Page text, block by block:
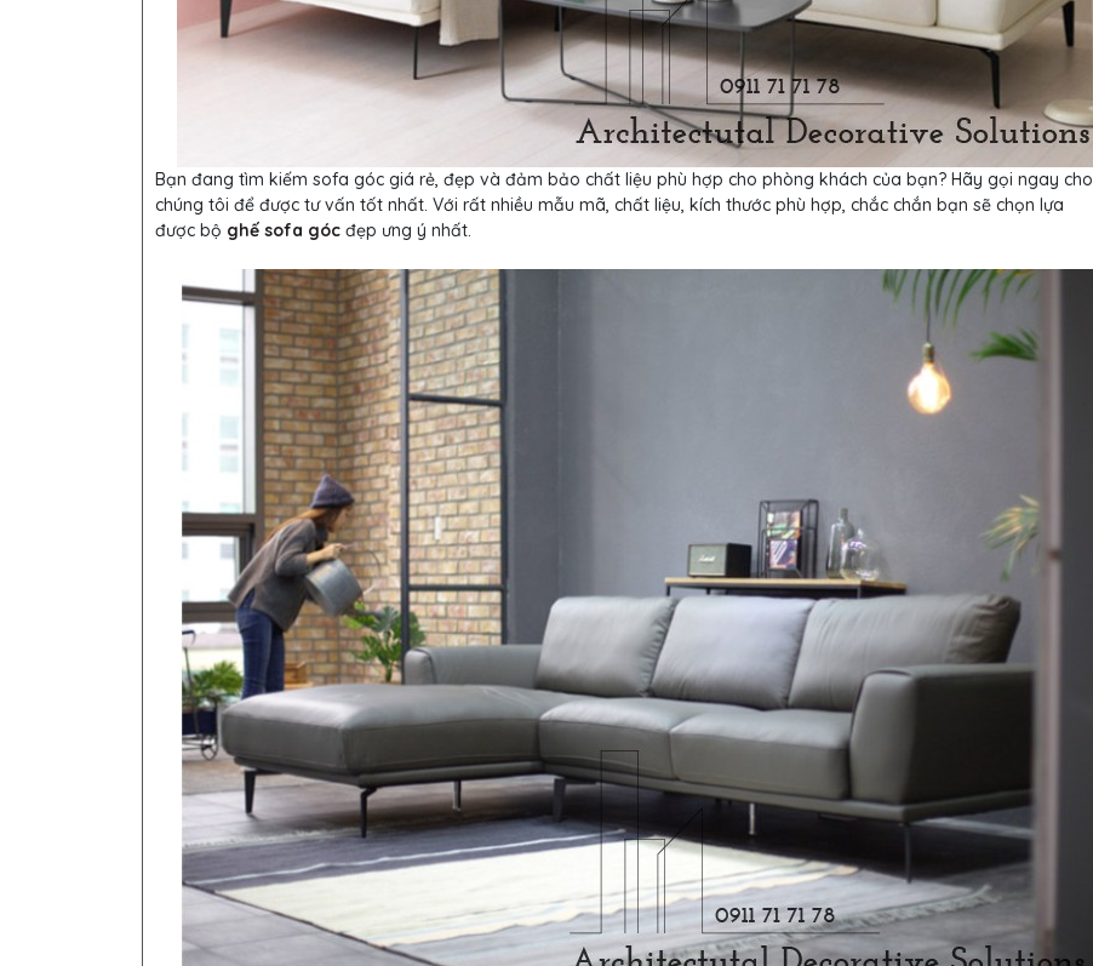
Bạn đang tìm kiếm sofa góc giá rẻ, đẹp và đảm bảo chất liệu phù hợp cho phòng khách của bạn? Hãy gọi ngay cho
chúng tôi để được tư vấn tốt nhất. Với rất nhiều mẫu mã, chất liệu, kích thước phù hợp, chắc chắn bạn sẽ chọn lựa
được bộ ghế sofa góc đẹp ưng ý nhất.